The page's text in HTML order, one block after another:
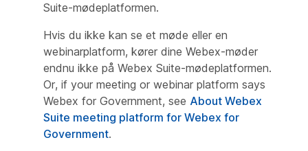
Suite-mødeplatformen.
Hvis du ikke kan se et møde eller en
webinarplatform, kører dine Webex-møder
endnu ikke på Webex Suite-mødeplatformen.
Or, if your meeting or webinar platform says
Webex for Government, see About Webex
Suite meeting platform for Webex for
Government.